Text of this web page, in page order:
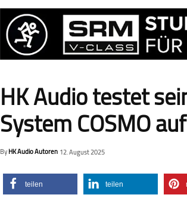
HK Audio testet
System COSMO
ByHK Audio Autoren 12. August 2025
teilen teilen